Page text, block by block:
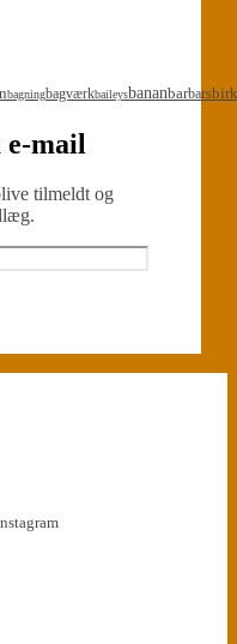
bagningbagværkbaileysbananbarbars
e-mail
tilmeldt og